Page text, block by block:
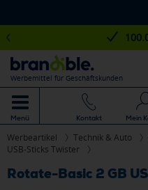
Werbemittel für Geschäftskunden
Menü Kontakt Mein
Werbeartikel Technik & Auto
USB-Sticks Twister
Rotate-Basic 2 GB